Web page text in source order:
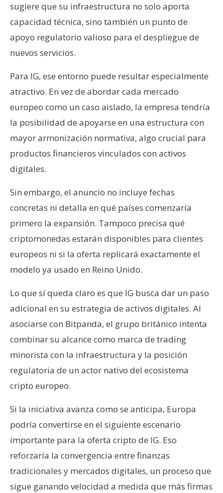
sugiere que su infraestructura no solo aporta
capacidad técnica, sino también un punto de
apoyo regulatorio valioso para el despliegue de
nuevos servicios.
Para IG, ese entorno puede resultar especialmente
atractivo. En vez de abordar cada mercado
europeo como un caso aislado, la empresa tendría
la posibilidad de apoyarse en una estructura con
mayor armonización normativa, algo crucial para
productos financieros vinculados con activos
digitales.
Sin embargo, el anuncio no incluye fechas
concretas ni detalla en qué países comenzaría
primero la expansión. Tampoco precisa qué
criptomonedas estarán disponibles para clientes
europeos ni si la oferta replicará exactamente el
modelo ya usado en Reino Unido.
Lo que sí queda claro es que IG busca dar un paso
adicional en su estrategia de activos digitales. Al
asociarse con Bitpanda, el grupo británico intenta
combinar su alcance como marca de trading
minorista con la infraestructura y la posición
regulatoria de un actor nativo del ecosistema
cripto europeo.
Si la iniciativa avanza como se anticipa, Europa
podría convertirse en el siguiente escenario
importante para la oferta cripto de IG. Eso
reforzaría la convergencia entre finanzas
tradicionales y mercados digitales, un proceso que
sigue ganando velocidad a medida que más firmas